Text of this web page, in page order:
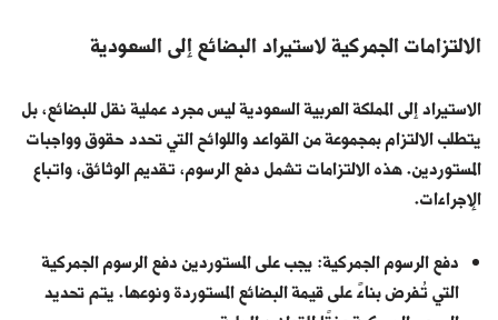
الالتزامات الجمركية لاستيراد البضائع إلى السعودية
الاستيراد إلى المملكة العربية السعودية ليس مجرد عملية نقل للبضائع، بل
يتطلب الالتزام بمجموعة من القواعد واللوائح التي تحدد حقوق وواجبات
المستوردين. هذه الالتزامات تشمل دفع الرسوم، تقديم الوثائق، واتباع
الإجراءات.
دفع الرسوم الجمركية: يجب على المستوردين دفع الرسوم الجمركية
التي تُفرض بناءً على قيمة البضائع المستوردة ونوعها. يتم تحديد